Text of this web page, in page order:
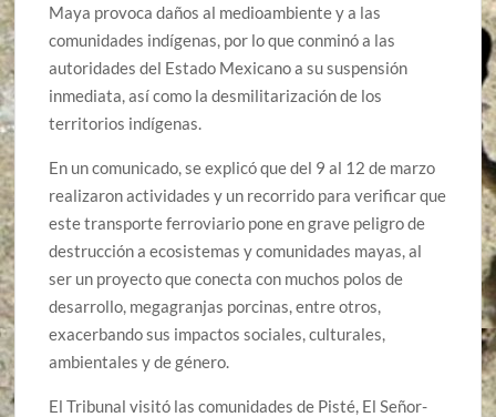
Maya provoca daños al medioambiente y a las
comunidades indígenas, por lo que conminó a las
autoridades del Estado Mexicano a su suspensión
inmediata, así como la desmilitarización de los
territorios indígenas.
En un comunicado, se explicó que del 9 al 12 de marzo
realizaron actividades y un recorrido para verificar que
este transporte ferroviario pone en grave peligro de
destrucción a ecosistemas y comunidades mayas, al
ser un proyecto que conecta con muchos polos de
desarrollo, megagranjas porcinas, entre otros,
exacerbando sus impactos sociales, culturales,
ambientales y de género.
El Tribunal visitó las comunidades de Pisté, El Señor-